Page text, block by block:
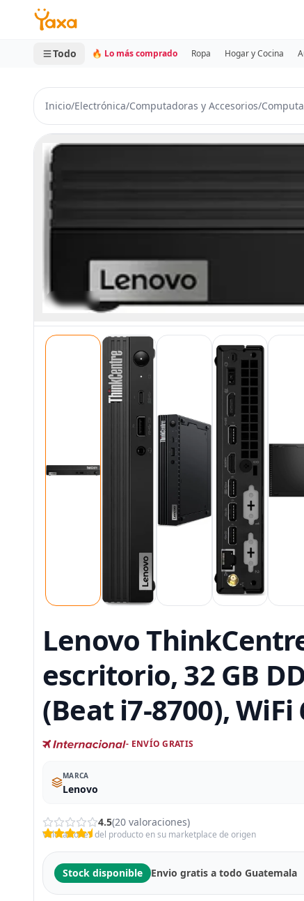
MINI CARRITO
0 productos
Todo 🔥 Lo más comprado Ropa Hogar y Cocina
Inicio/Electrónica/Computadoras y Accesorios/
Lenovo
escritorio, 32 GB
(Beat i7-8700), WiFi
- ENVÍO GRATIS
MARCA
Lenovo
4.5(20 valoraciones)
Valoraciones del producto en su marketplace de origen
Stock disponible Envio gratis a todo Guatemala